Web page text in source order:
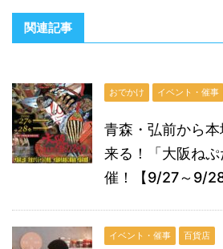
関連記事
おでかけ イベント・催事
青森・弘前から
来る！「大阪ね
催！【9/27～9/28
イベント・催事 百貨店